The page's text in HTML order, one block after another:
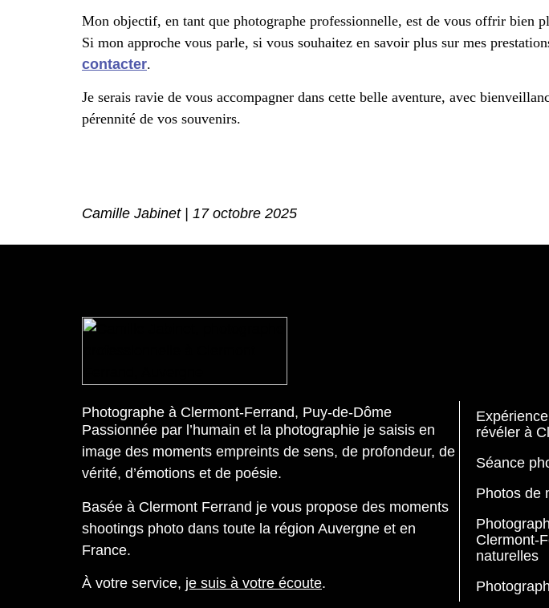
Mon objectif, en tant que photographe professionnelle, est de vous offrir bien
Si mon approche vous parle, si vous souhaitez en savoir plus sur mes
contacter.
Je serais ravie de vous accompagner dans cette belle aventure, avec
pérennité de vos souvenirs.
Camille Jabinet | 17 octobre 2025
Photographe à Clermont-Ferrand, Puy-de-Dôme
Passionnée par l’humain et la photographie je saisis en
image des moments empreints de sens, de profondeur, de
vérité, d’émotions et de poésie.
Basée à Clermont Ferrand je vous propose des moments
shootings photo dans toute la région Auvergne et en
France.
À votre service, je suis à votre écoute.
révéler à
Séance
Photos de
Clermont-
naturelles